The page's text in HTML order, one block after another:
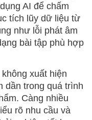
AI để chấm
tích lũy dữ liệu từ
như lỗi phát âm
bài tập phù hợp
xuất hiện
dần trong quá trình
Càng nhiều
rõ nhu cầu và